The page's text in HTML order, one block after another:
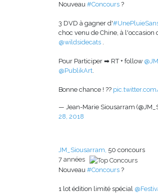
Nouveau #Concours ?
3 DVD à gagner d'
choc venu de Chine, à l'occasion
@wildsidecats .
Pour Participer ➡ RT + follow
@PublikArt.
Bonne chance ! ??
— Jean-Marie Siousarram
28, 2018
JM_Siousarram, 50 concours
7 années
Nouveau #Concours ?
1 lot édition limité spécial